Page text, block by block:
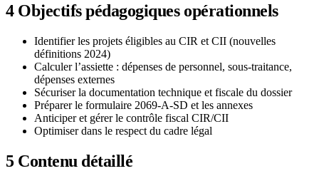
4Objectifs pédagogiques opérationnels
Identifier les projets éligibles au CIR et CII (nouvelles
définitions 2024)
Calculer l’assiette : dépenses de personnel, sous-traitance,
dépenses externes
Sécuriser la documentation technique et fiscale du dossier
Préparer le formulaire 2069-A-SD et les annexes
Anticiper et gérer le contrôle fiscal CIR/CII
Optimiser dans le respect du cadre légal
5Contenu détaillé